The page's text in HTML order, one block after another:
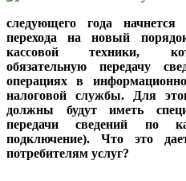
следующего года начнется
перехода на новый
кассовой техники,
обязательную передачу
операциях в
налоговой службы. Для
должны будут иметь
передачи сведений по
подключение). Что это
потребителям услуг?